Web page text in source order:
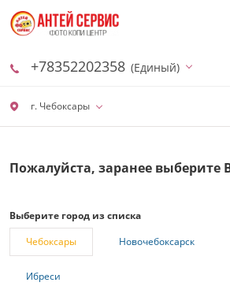
г. Чебоксары
+78352202358 (Единый)
Пожалуйста, заранее выберите
Выберите город из списка
Чебоксары
Новочебоксарск
Ибреси